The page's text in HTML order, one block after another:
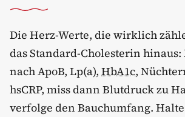
Die Herz-Werte, die wirklich
das Standard-Cholesterin
nach ApoB, Lp(a), HbA1c,
hsCRP, miss dann Blutdruck zu
verfolge den Bauchumfang.